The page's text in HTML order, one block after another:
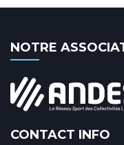
NOTRE
CONTACT INFO